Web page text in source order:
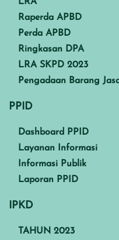
Raperda APBD
Perda APBD
Ringkasan DPA
LRA SKPD 2023
Pengadaan Barang
PPID
Dashboard PPID
Layanan Informasi
Informasi Publik
Laporan PPID
IPKD
TAHUN 2023